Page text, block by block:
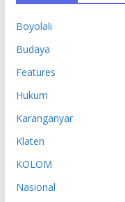
Boyolali
Budaya
Features
Hukum
Karanganyar
Klaten
KOLOM
Nasional